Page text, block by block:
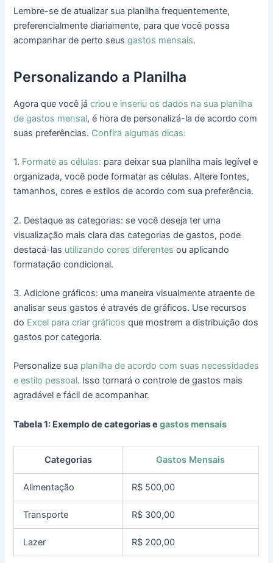
Lembre-se de atualizar sua planilha frequentemente,
preferencialmente diariamente, para que você possa
acompanhar de perto seusgastos mensais.
Personalizando a Planilha
Agora que você jácriou e inseriu os dados na sua planilha
de gastos mensal, é hora de personalizá-la de acordo com
suas preferências. Confira algumas dicas:
1. Formate as células: para deixar sua planilha mais legível e
organizada, você pode formatar as células. Altere fontes,
tamanhos, cores e estilos de acordo com sua preferência.
2. Destaque as categorias: se você deseja ter uma
visualização mais clara das categorias de gastos, pode
destacá-las utilizando cores diferentes ou aplicando
formatação condicional.
3. Adicione gráficos: uma maneira visualmente atraente de
analisar seus gastos é através de gráficos. Use recursos
do Excel para criar gráficos que mostrem a distribuição dos
gastos por categoria.
Personalize sua planilha de acordo com suas necessidades
e estilo pessoal. Isso tornará o controle de gastos mais
agradável e fácil de acompanhar.
Tabela 1: Exemplo de categorias egastos mensais
Categorias Gastos Mensais
Alimentação R$ 500,00
Transporte R$ 300,00
Lazer R$ 200,00